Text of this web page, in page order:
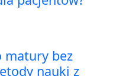
matury bez
nauki z